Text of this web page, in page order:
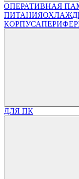
ОПЕРАТИВНАЯ
ПИТАНИЯ
КОРПУСА
ДЛЯ ПК